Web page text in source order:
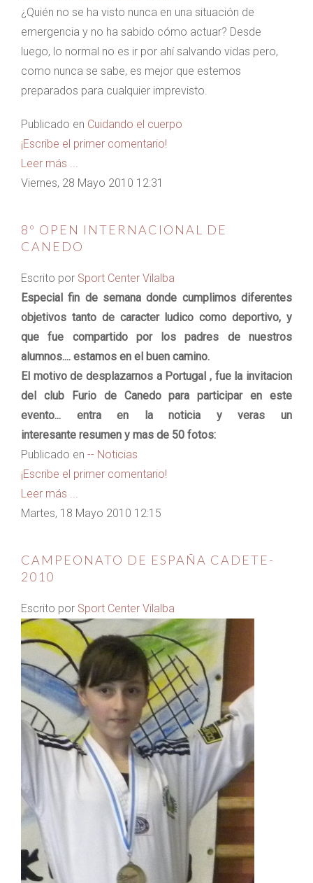
¿Quién no se ha visto nunca en una situación de
emergencia y no ha sabido cómo actuar? Desde
luego, lo normal no es ir por ahí salvando vidas pero,
como nunca se sabe, es mejor que estemos
preparados para cualquier imprevisto.
Publicado en Cuidando el cuerpo
¡Escribe el primer comentario!
Leer más ...
Viernes, 28 Mayo 2010 12:31
8º OPEN INTERNACIONAL DE
CANEDO
Escrito por Sport Center Vilalba
Especial fin de semana donde cumplimos diferentes
objetivos tanto de caracter ludico como deportivo, y
que fue compartido por los padres de nuestros
alumnos.... estamos en el buen camino.
El motivo de desplazarnos a Portugal , fue la invitacion
del club Furio de Canedo para participar en este
evento... entra en la noticia y veras un
interesante resumen y mas de 50 fotos:
Publicado en -- Noticias
¡Escribe el primer comentario!
Leer más ...
Martes, 18 Mayo 2010 12:15
CAMPEONATO DE ESPAÑA CADETE-
2010
Escrito por Sport Center Vilalba